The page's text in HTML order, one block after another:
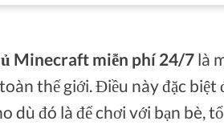
Minecraft miễn phí 24/7 là
thế giới. Điều này đặc biệt
dù đó là để chơi với bạn bè,